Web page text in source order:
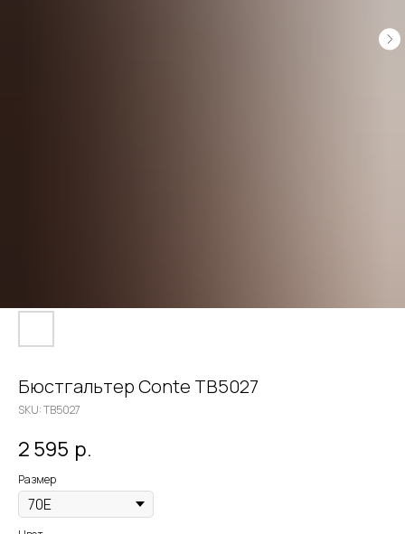
Бюстгальтер Conte TB5027
SKU:TB5027
2 595 р.
Размер